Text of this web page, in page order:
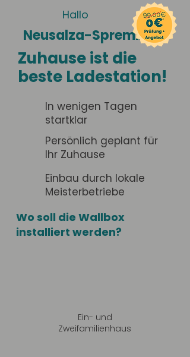
Hallo
Neusalza-Spremberg
Zuhause ist die
beste Ladestation!
In wenigen Tagen
startklar
Persönlich geplant für
Ihr Zuhause
Einbau durch lokale
Meisterbetriebe
Wo soll die Wallbox
installiert werden?
Ein- und
Zweifamilienhaus